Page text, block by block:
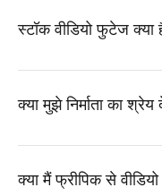
स्टॉक वीडियो फुटेज क्या
क्या मुझे निर्माता का श्रेय
क्या मैं फ्रीपिक से